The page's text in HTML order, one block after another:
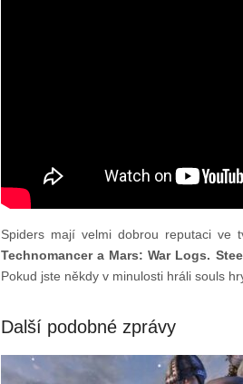
Spiders mají velmi dobrou reputaci
Technomancer a Mars: War Logs.
Pokud jste někdy v minulosti hráli souls
Další podobné zprávy